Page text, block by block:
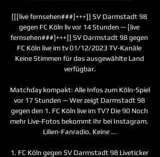
[[[live fernsehen###]+++]] SV Darmstadt 98
gegen FC Köln liv vor 14 Stunden — [live
fernsehen###]+++]] SV Darmstadt 98 gegen
FC Köln live im tv 01/12/2023 TV-Kanäle
Keine Stimmen für das ausgewählte Land
verfügbar.
Matchday kompakt: Alle Infos zum Köln-Spiel
vor 17 Stunden — Wer zeigt Darmstadt 98
gegen den 1. FC Köln live im TV? Die 90 Noch
mehr Live-Fotos bekommt Ihr bei Instagram.
Lilien-Fanradio. Keine ...
1. FC Köln gegen SV Darmstadt 98 Liveticker